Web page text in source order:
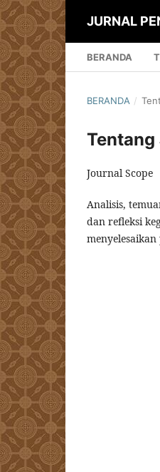
JURNAL
BERANDA
BERANDA /
Journal
Analisis,
dan refleksi